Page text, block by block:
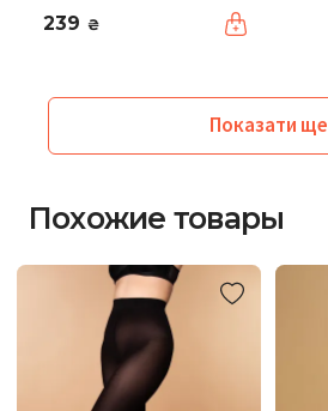
239 ₴
Показати ще
Похожие товары